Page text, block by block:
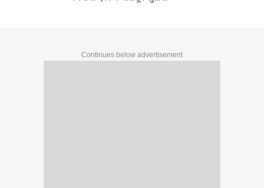
Continues below advertisement